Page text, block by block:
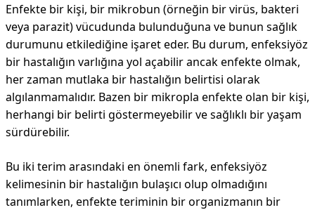
Enfekte bir kişi, bir mikrobun (örneğin bir virüs, bakteri
veya parazit) vücudunda bulunduğuna ve bunun sağlık
durumunu etkilediğine işaret eder. Bu durum, enfeksiyöz
bir hastalığın varlığına yol açabilir ancak enfekte olmak,
her zaman mutlaka bir hastalığın belirtisi olarak
algılanmamalıdır. Bazen bir mikropla enfekte olan bir kişi,
herhangi bir belirti göstermeyebilir ve sağlıklı bir yaşam
sürdürebilir.
Bu iki terim arasındaki en önemli fark, enfeksiyöz
kelimesinin bir hastalığın bulaşıcı olup olmadığını
tanımlarken, enfekte teriminin bir organizmanın bir